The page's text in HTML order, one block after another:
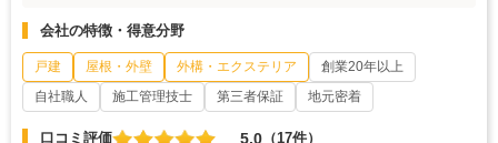
会社の特徴・得意分野
戸建 屋根・外壁 外構・エクステリア
創業20年以上
自社職人
施工管理技士 第三者保証 地元密着
口コミ評価 5.0 （17件）